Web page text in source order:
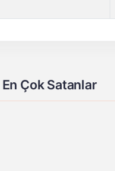
Çok Satanlar